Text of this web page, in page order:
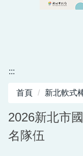
:::
首頁 新北軟式
2026新北市
名隊伍